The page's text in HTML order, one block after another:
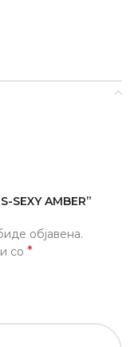
SEXY AMBER”
објавена.
со *